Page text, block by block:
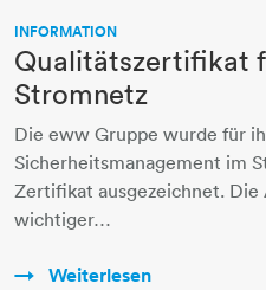
INFORMATION
Qualitätszertifikat
Stromnetz
Die eww Gruppe wurde für
Sicherheitsmanagement im
Zertifikat ausgezeichnet. Die
wichtiger…
Weiterlesen